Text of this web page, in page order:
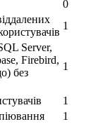
0
1
Server,
Firebird,
без
1
1
1